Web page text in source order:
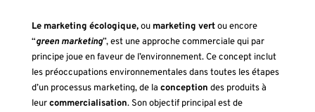
Le marketing écologique,oumarketing vertou encore
“green marketing”, est une approche commerciale qui par
principe joue en faveur de l’environnement. Ce concept inclut
les préoccupations environnementales dans toutes les étapes
d’un processus marketing, de la conception des produits à
leurcommercialisation. Son objectif principal est de